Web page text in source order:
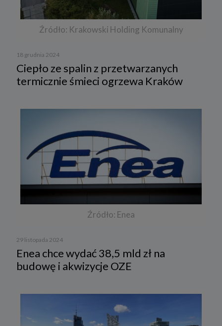
Źródło: Krakowski Holding Komunalny
18 grudnia 2024
Ciepło ze spalin z przetwarzanych
termicznie śmieci ogrzewa Kraków
Źródło: Enea
29 listopada 2024
Enea chce wydać 38,5 mld zł na
budowę i akwizycje OZE